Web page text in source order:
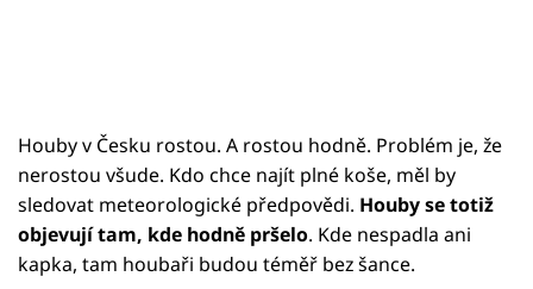
Houby v Česku rostou. A rostou hodně. Problém je, že
nerostou všude. Kdo chce najít plné koše, měl by
sledovat meteorologické předpovědi. Houby se totiž
objevují tam, kde hodně pršelo. Kde nespadla ani
kapka, tam houbaři budou téměř bez šance.